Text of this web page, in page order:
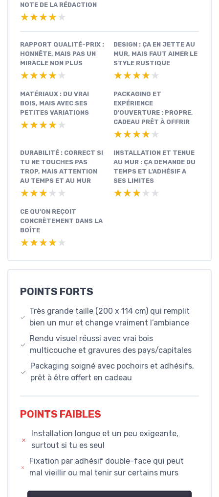
NOTE DE LA RÉDACTION
★★★★★
★★★★★
RAPPORT QUALITÉ-PRIX :
HONNÊTE, MAIS PAS UN
MIRACLE NON PLUS
★★★★★
★★★★★
DESIGN : ÇA EN JETTE AU
MUR, MAIS FAUT AIMER LE
STYLE RUSTIQUE
★★★★★
★★★★★
MATÉRIAUX : DU VRAI
BOIS, MAIS AVEC SES
PETITES VARIATIONS
★★★★★
★★★★★
PACKAGING ET
EXPÉRIENCE
D’OUVERTURE : PROPRE,
CADEAU PRÊT À OFFRIR
★★★★★
★★★★★
DURABILITÉ : CORRECT SI
TU NE TOUCHES PAS
TROP, MAIS ATTENTION
AU TEMPS ET AU MUR
★★★★★
★★★★★
INSTALLATION ET TENUE
AU MUR : ÇA DEMANDE DU
TEMPS ET L’ADHÉSIF A
SES LIMITES
★★★★★
★★★★★
CE QU’ON REÇOIT
CONCRÈTEMENT DANS LA
BOÎTE
★★★★★
★★★★★
POINTS FORTS
Très grande taille (200 x 114 cm) qui remplit
bien un mur et change vraiment l’ambiance
Rendu visuel réussi avec vrai bois
multicouche et gravures des pays/capitales
Packaging soigné avec pochoirs et adhésifs,
prêt à être offert en cadeau
POINTS FAIBLES
Installation longue et un peu exigeante,
surtout si tu es seul
Fixation par adhésif double-face qui peut
mal vieillir ou mal tenir sur certains murs